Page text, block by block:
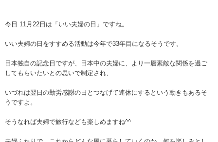
今日 11月22日は「いい夫婦の日」ですね。
いい夫婦の日をすすめる活動は今年で33年目になるそうです。
日本独自の記念日ですが、日本中の夫婦に、より一層素敵な関係を過ご
してもらいたいとの思いで制定され、
いづれは翌日の勤労感謝の日とつなげて連休にするという動きもあるそ
うですよ。
そうなれば夫婦で旅行なども楽しめますね^^